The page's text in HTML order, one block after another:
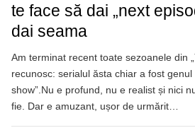
te face să dai „next
dai seama
Am terminat recent toate sezoanele din
recunosc: serialul ăsta chiar a fost
show”.Nu e profund, nu e realist și nici
fie. Dar e amuzant, ușor de urmărit…